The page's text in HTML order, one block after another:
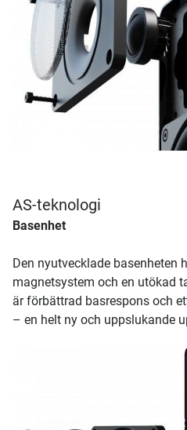
AS-teknologi
Basenhet
Den nyutvecklade basenheten
magnetsystem och en utökad
är förbättrad basrespons och
– en helt ny och uppslukande